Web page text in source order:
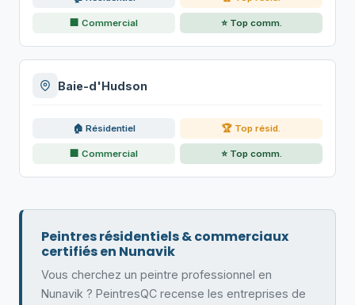
🏢 Commercial ⭐ Top comm.
Baie-d'Hudson
🏠 Résidentiel 🏆 Top résid.
🏢 Commercial ⭐ Top comm.
Peintres résidentiels & commerciaux
certifiés en Nunavik
Vous cherchez un peintre professionnel en
Nunavik ? PeintresQC recense les entreprises de